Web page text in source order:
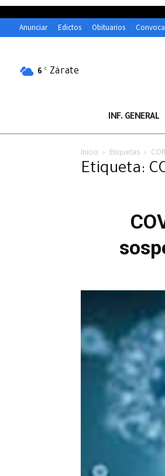
Anunciar Edictos Obituarios
6 C Zárate
INF. GENERAL
Inicio Etiquetas
Etiqueta: